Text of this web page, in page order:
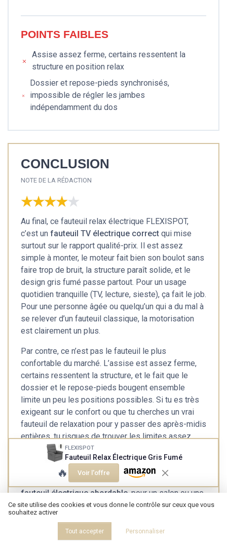
POINTS FAIBLES
Assise assez ferme, certains ressentent la
structure en position relax
Dossier et repose-pieds synchronisés,
impossible de régler les jambes
indépendamment du dos
CONCLUSION
NOTE DE LA RÉDACTION
★★★★★
★★★★★
Au final, ce fauteuil relax électrique FLEXISPOT,
c’est un fauteuil TV électrique correct qui mise
surtout sur le rapport qualité-prix. Il est assez
simple à monter, le moteur fait bien son boulot sans
faire trop de bruit, la structure paraît solide, et le
design gris fumé passe partout. Pour un usage
quotidien tranquille (TV, lecture, sieste), ça fait le job.
Pour une personne âgée ou quelqu’un qui a du mal à
se relever d’un fauteuil classique, la motorisation
est clairement un plus.
Par contre, ce n’est pas le fauteuil le plus
confortable du marché. L’assise est assez ferme,
certains ressentent la structure, et le fait que le
dossier et le repose-pieds bougent ensemble
limite un peu les positions possibles. Si tu es très
exigeant sur le confort ou que tu cherches un vrai
fauteuil de relaxation pour y passer des après-midis
entières, tu risques de trouver les limites assez
vite. On sent que c’est un produit milieu de gamme :
sérieux, mais sans magie.
En gros, je le recommande à ceux qui veulent un
fauteuil électrique abordable, pour un salon ou une
chambre, avec un usage modéré à régulier, et qui
acceptent quelques compromis sur le confort pur. Si
tu veux du très moelleux, des réglages
indépendants dos/jambes et une durabilité au top, il
FLEXISPOT
Fauteuil Relax Électrique Gris Fumé
🔥 Voir l'offre
Ce site utilise des cookies et vous donne le contrôle sur ceux que vous
souhaitez activer
Tout accepter Personnaliser